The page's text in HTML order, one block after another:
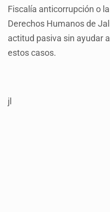
Fiscalía anticorrupción o
Derechos Humanos de
actitud pasiva sin ayudar
estos casos.
jl